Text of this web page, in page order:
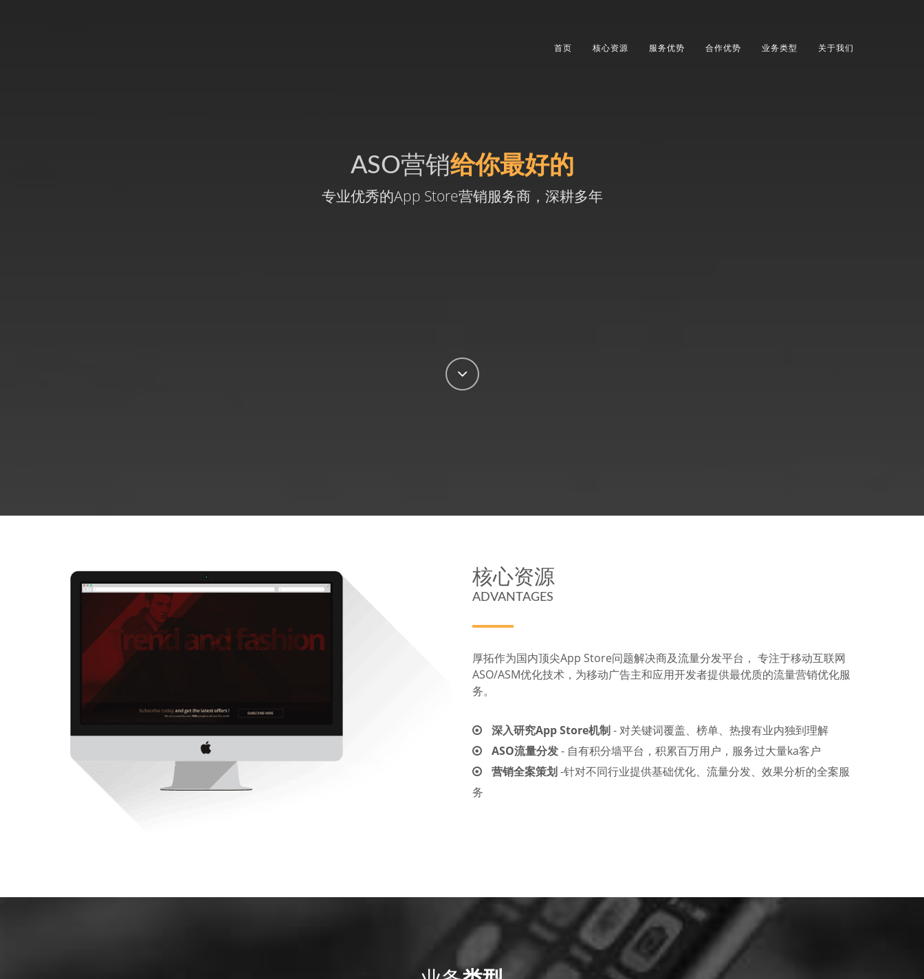
首页 核心资源 服务优势 合作优势 业务类型 关于我们
ASO营销给你最好的
专业优秀的App Store营销服务商，深耕多年
核心资源
ADVANTAGES
厚拓作为国内顶尖App Store问题解决商及流量分发平台， 专注于移动互联网
ASO/ASM优化技术，为移动广告主和应用开发者提供最优质的流量营销优化服
务。
深入研究App Store机制- 对关键词覆盖、榜单、热搜有业内独到理解
ASO流量分发- 自有积分墙平台，积累百万用户，服务过大量ka客户
营销全案策划-针对不同行业提供基础优化、流量分发、效果分析的全案服
务